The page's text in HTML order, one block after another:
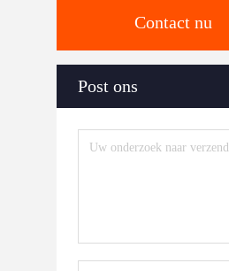
Contact nu
Post ons